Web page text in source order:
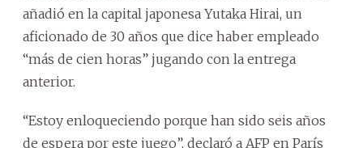
añadió en la capital japonesa Yutaka Hirai, un
aficionado de 30 años que dice haber empleado
“más de cien horas” jugando con la entrega
anterior.
“Estoy enloqueciendo porque han sido seis años
de espera por este juego”, declaró a AFP en París